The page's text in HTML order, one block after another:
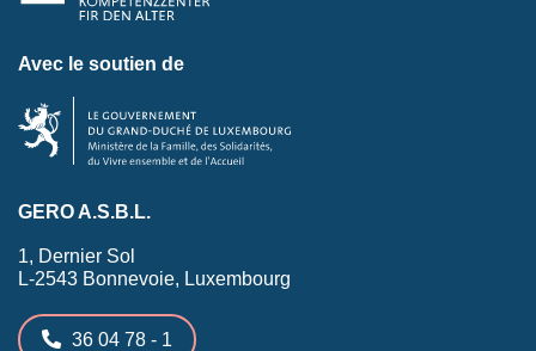
Avec le soutien de
GERO A.S.B.L.
1, Dernier Sol
L-2543 Bonnevoie, Luxembourg
36 04 78 - 1